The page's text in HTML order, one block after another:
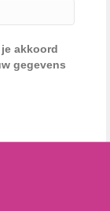
akkoord
gegevens